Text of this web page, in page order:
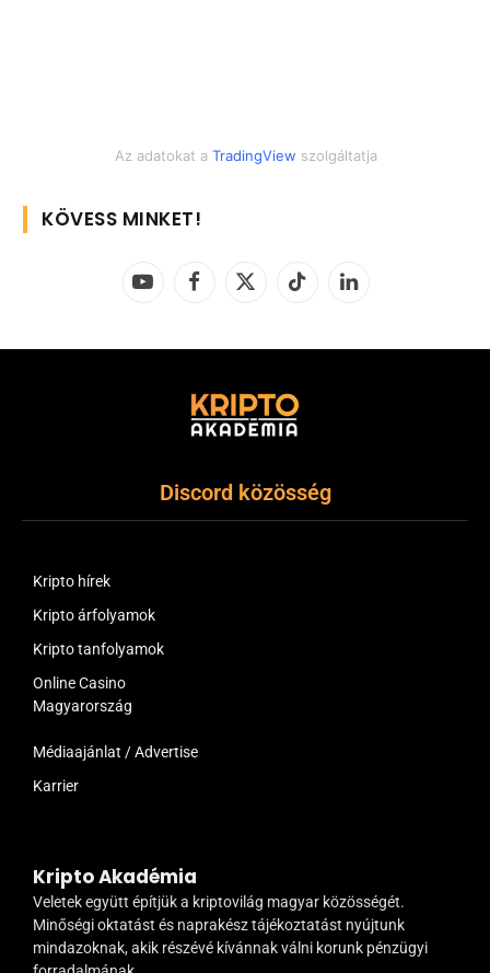
Az adatokat a TradingView szolgáltatja
KÖVESS MINKET!
YouTubeFacebook
X
TikTok LinkedIn
Discord közösség
Kripto hírek
Kripto árfolyamok
Kripto tanfolyamok
Online Casino
Magyarország
Médiaajánlat / Advertise
Karrier
Kripto Akadémia
Veletek együtt építjük a kriptovilág magyar közösségét.
Minőségi oktatást és naprakész tájékoztatást nyújtunk
mindazoknak, akik részévé kívánnak válni korunk pénzügyi